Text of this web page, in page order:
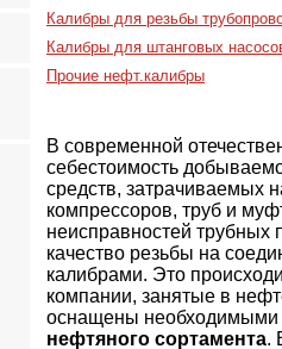
Калибры для резьбы
Калибры для штанговых
Прочие нефт.калибры
В современной
себестоимость
средств, затрачиваемых
компрессоров, труб и
неисправностей трубных
качество резьбы на
калибрами. Это
компании, занятые в
оснащены необходимыми
нефтяного сортамента.